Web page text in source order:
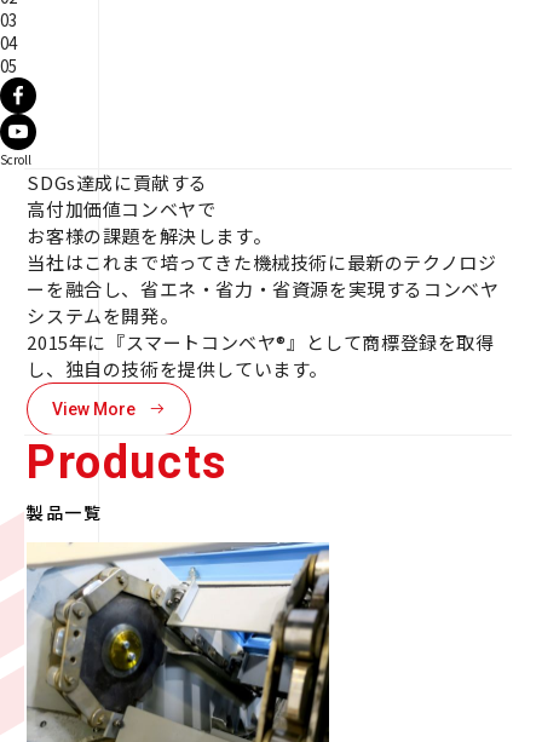
03
04
05
Scroll
SDGs達成に貢献する
高付加価値コンベヤで
お客様の課題を解決します。
当社はこれまで培ってきた機械技術に最新のテクノロジ
ーを融合し、省エネ・省力・省資源を実現するコンベヤ
システムを開発。
2015年に『スマートコンベヤ®』として商標登録を取得
し、独自の技術を提供しています。
View More
Products
製品一覧